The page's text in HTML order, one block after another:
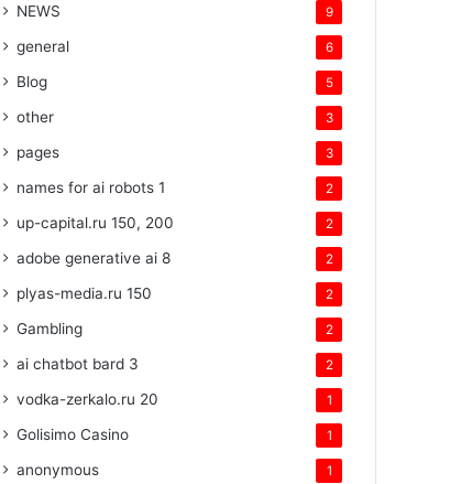
NEWS 9
general 6
Blog 5
other 3
pages 3
names for ai robots 1 2
up-capital.ru 150, 200 2
adobe generative ai 8 2
plyas-media.ru 150 2
Gambling 2
ai chatbot bard 3 2
vodka-zerkalo.ru 20 1
Golisimo Casino 1
anonymous 1